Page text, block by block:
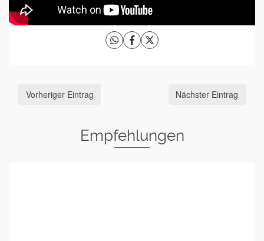
Vorheriger Eintrag Nächster Eintrag
Empfehlungen